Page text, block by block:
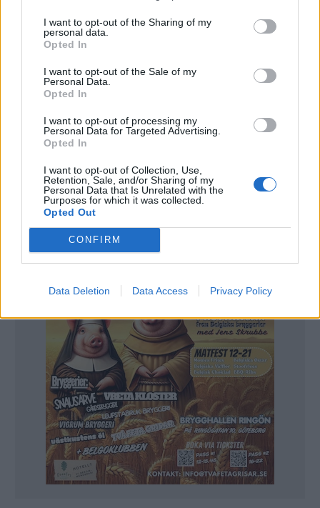
I want to opt-out of the Sharing of my
personal data.
Opted In
I want to opt-out of the Sale of my
Personal Data.
Opted In
I want to opt-out of processing my
Personal Data for Targeted Advertising.
Opted In
I want to opt-out of Collection, Use,
Retention, Sale, and/or Sharing of my
Personal Data that Is Unrelated with the
Purposes for which it was collected.
Opted Out
CONFIRM
Data Deletion Data Access Privacy Policy
REKOMMENDERAD LÄSNING
Människors kiss ska lägga grunden för öl
Måttliga mängder av öl förlänger inte livet
Så hanterar svenskar alkohol på semestern